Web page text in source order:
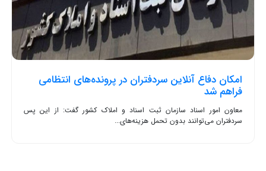
امکان دفاع آنلاین سردفتران در پرونده‌های انتظامی
فراهم شد
معاون امور اسناد سازمان ثبت اسناد و املاک کشور گفت: از این پس
سردفتران می‌توانند بدون تحمل هزینه‌های...